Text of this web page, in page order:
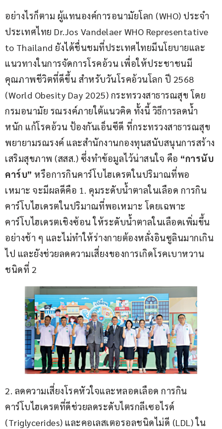
อย่างไรก็ตาม ผู้แทนองค์การอนามัยโลก (WHO) ประจำ
ประเทศไทย Dr.Jos Vandelaer WHO Representative
to Thailand ยังได้ชื่นชมที่ประเทศไทยมีนโยบายและ
แนวทางในการจัดการโรคอ้วน เพื่อให้ประชาชนมี
คุณภาพชีวิตที่ดีขึ้น สำหรับวันโรคอ้วนโลก ปี 2568
(World Obesity Day 2025) กระทรวงสาธารณสุข โดย
กรมอนามัย รณรงค์ภายใต้แนวคิด ทั้งนี้ วิธีการลดน้ำ
หนัก แก้โรคอ้วน ป้องกันเอ็นซีดี ที่กระทรวงสาธารณสุข
พยายามรณรงค์ และสำนักงานกองทุนสนับสนุนการสร้าง
เสริมสุขภาพ (สสส.) ซึ่งทำข้อมูลไว้น่าสนใจ คือ “การนับ
คาร์บ” หรือการกินคาร์โบไฮเดรตในปริมาณที่พอ
เหมาะ จะมีผลดีคือ 1. คุมระดับน้ำตาลในเลือด การกิน
คาร์โบไฮเดรตในปริมาณที่พอเหมาะ โดยเฉพาะ
คาร์โบไฮเดรตเชิงซ้อน ให้ระดับน้ำตาลในเลือดเพิ่มขึ้น
อย่างช้า ๆ และไม่ทำให้ร่างกายต้องหลั่งอินซูลินมากเกิน
ไป และยังช่วยลดความเสี่ยงของการเกิดโรคเบาหวาน
ชนิดที่ 2
2. ลดความเสี่ยงโรคหัวใจและหลอดเลือด การกิน
คาร์โบไฮเดรตที่ดีช่วยลดระดับไตรกลีเซอไรด์
(Triglycerides) และคอเลสเตอรอลชนิดไม่ดี (LDL) ใน